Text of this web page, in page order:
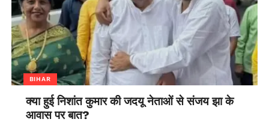
BIHAR
क्या हुई निशांत कुमार की जदयू नेताओं से संजय झा के
आवास पर बात?